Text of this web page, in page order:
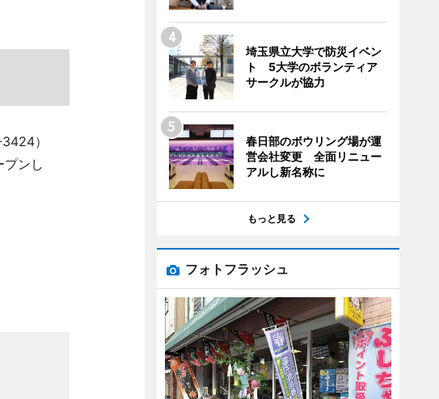
）
ンし
埼玉県立大学で防災イベン
ト 5大学のボランティア
サークルが協力
春日部のボウリング場が運
営会社変更 全面リニュー
アルし新名称に
もっと見る
フォトフラッシュ